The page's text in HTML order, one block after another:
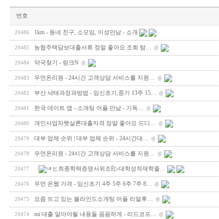
번호
20486 1km - 동네 친구, 소모임, 이성만남 - 소개
20485 농협주택담보대출서류 정말 좋아요 조회 탐…
20484 약국찾기 - 링크N
20483 우먼온리원 - 24시간 고객상담 서비스를 지원…
20482 부산 낙태과정과방법 - 임신초기,중기 13주 15…
20481 한국 데이트 앱 - 소개팅 어플 만남 - 기­독­…
20480 개인사업자햇살론대출자격 정말 좋아요 드디…
20479 대부 업체 순위 | 대부 업체 순위 - 24시간대…
20478 우먼온리원 - 24시간 고객상담 서비스를 지원…
20477 ㄶヒ최종학력증명서위조Ё▷대학성적재학졸…
20476 우먼 온웹 가격 - 임신초기 4주 5주 6주 7주 8…
20475 요즘 뜨고 있는 블라인드소개팅 어플 리얼후…
20474 mi 대출 알아야될 내용들 꼼꼼하게 - 리드코프…